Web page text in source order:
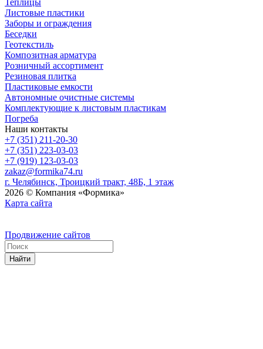
Листовые пластики
Заборы и ограждения
Беседки
Геотекстиль
Композитная арматура
Розничный ассортимент
Резиновая плитка
Пластиковые емкости
Автономные очистные системы
Комплектующие к листовым пластикам
Погреба
Наши контакты
+7 (351) 211-20-30
+7 (351) 223-03-03
+7 (919) 123-03-03
zakaz@formika74.ru
г. Челябинск, Троицкий тракт, 48Б, 1 этаж
2026 © Компания «Формика»
Карта сайта
Продвижение сайтов
Найти